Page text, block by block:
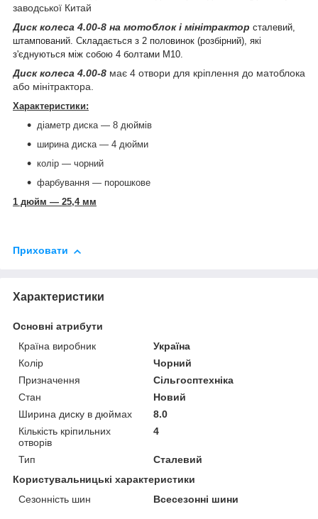
заводської Китай
Диск колеса 4.00-8 на мотоблок і мінітрактор сталевий,
штампований. Складається з 2 половинок (розбірний), які
з'єднуються між собою 4 болтами М10.
Диск колеса 4.00-8 має 4 отвори для кріплення до матоблока
або мінітрактора.
Характеристики:
діаметр диска — 8 дюймів
ширина диска — 4 дюйми
колір — чорний
фарбування — порошкове
1 дюйм — 25,4 мм
Приховати
Характеристики
Основні атрибути
Країна виробник
Україна
Колір
Чорний
Призначення
Сільгосптехніка
Стан
Новий
Ширина диску в дюймах
8.0
Кількість кріпильних
отворів
4
Тип
Сталевий
Користувальницькі характеристики
Сезонність шин
Всесезонні шини